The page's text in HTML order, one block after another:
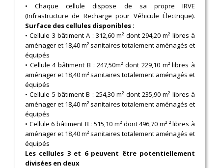
• Chaque cellule dispose de sa propre IRVE
(Infrastructure de Recharge pour Véhicule Électrique).
Surface des cellules disponibles :
• Cellule 3 bâtiment A : 312,60 m² dont 294,20 m² libres à
aménager et 18,40 m² sanitaires totalement aménagés et
équipés
• Cellule 4 bâtiment B : 247,50m² dont 229,10 m² libres à
aménager et 18,40 m² sanitaires totalement aménagés et
équipés
• Cellule 5 bâtiment B : 254,30 m² dont 235,90 m² libres à
aménager et 18,40 m² sanitaires totalement aménagés et
équipés
• Cellule 6 bâtiment B : 515,10 m² dont 496,70 m² ² libres à
aménager et 18,40 m² sanitaires totalement aménagés et
équipés
Les cellules 3 et 6 peuvent être potentiellement
divisées en deux